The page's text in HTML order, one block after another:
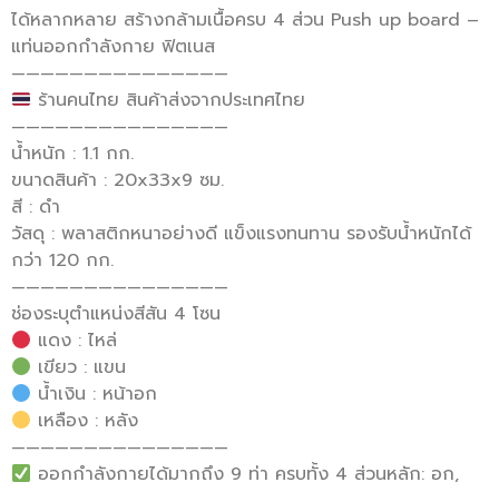
ได้หลากหลาย สร้างกล้ามเนื้อครบ 4 ส่วน Push up board –
แท่นออกกำลังกาย ฟิตเนส
———————————————
ร้านคนไทย สินค้าส่งจากประเทศไทย
———————————————
น้ำหนัก : 1.1 กก.
ขนาดสินค้า : 20x33x9 ซม.
สี : ดำ
วัสดุ : พลาสติกหนาอย่างดี แข็งแรงทนทาน รองรับน้ำหนักได้
กว่า 120 กก.
———————————————
ช่องระบุตำแหน่งสีสัน 4 โซน
แดง : ไหล่
เขียว : แขน
น้ำเงิน : หน้าอก
เหลือง : หลัง
———————————————
ออกกำลังกายได้มากถึง 9 ท่า ครบทั้ง 4 ส่วนหลัก: อก,